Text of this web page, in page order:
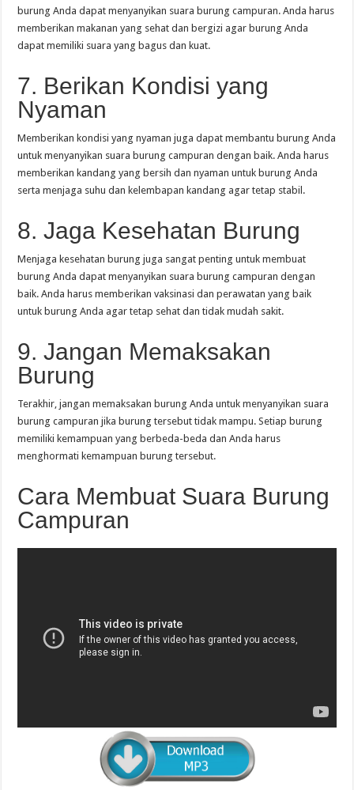
burung Anda dapat menyanyikan suara burung campuran. Anda harus
memberikan makanan yang sehat dan bergizi agar burung Anda
dapat memiliki suara yang bagus dan kuat.
7. Berikan Kondisi yang
Nyaman
Memberikan kondisi yang nyaman juga dapat membantu burung Anda
untuk menyanyikan suara burung campuran dengan baik. Anda harus
memberikan kandang yang bersih dan nyaman untuk burung Anda
serta menjaga suhu dan kelembapan kandang agar tetap stabil.
8. Jaga Kesehatan Burung
Menjaga kesehatan burung juga sangat penting untuk membuat
burung Anda dapat menyanyikan suara burung campuran dengan
baik. Anda harus memberikan vaksinasi dan perawatan yang baik
untuk burung Anda agar tetap sehat dan tidak mudah sakit.
9. Jangan Memaksakan
Burung
Terakhir, jangan memaksakan burung Anda untuk menyanyikan suara
burung campuran jika burung tersebut tidak mampu. Setiap burung
memiliki kemampuan yang berbeda-beda dan Anda harus
menghormati kemampuan burung tersebut.
Cara Membuat Suara Burung
Campuran